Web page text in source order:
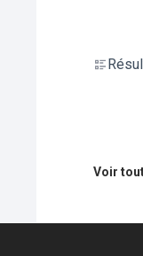
Voir